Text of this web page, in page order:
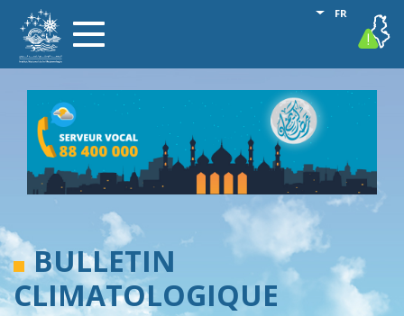
contenu
Toggle
navigation
FR
Lister les
vigilance
BULLETIN
CLIMATOLOGIQUE